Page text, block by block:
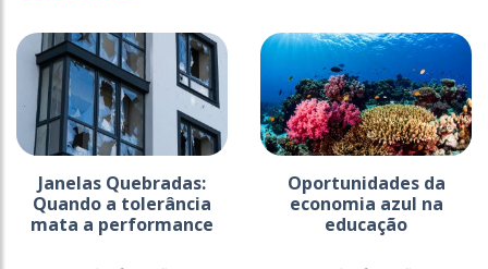
Janelas Quebradas:
Quando a tolerância
mata a performance
Oportunidades da
economia azul na
educação